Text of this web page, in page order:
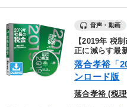
音声・動画
【2019年 税
正に減らす最
落合孝裕「
ンロード版
落合孝裕 (税